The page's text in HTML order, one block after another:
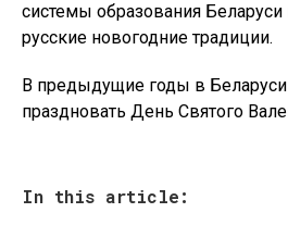
системы образования Беларуси
русские новогодние традиции.
В предыдущие годы в Беларуси
праздновать День Святого
In this article: